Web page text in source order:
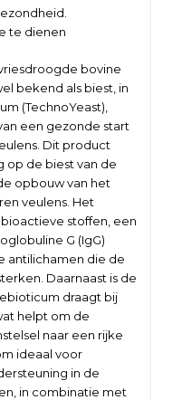
te dienen
bovine
bekend als biest, in
(TechnoYeast),
een gezonde start
Dit product
op de biest van de
opbouw van het
veulens. Het
stoffen, een
G (IgG)
antilichamen die de
Daarnaast is de
draagt bij
helpt om de
naar een rijke
ideaal voor
in de
in combinatie met